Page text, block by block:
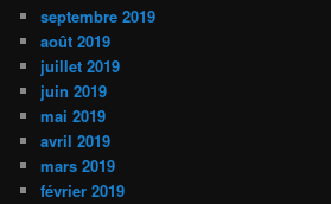
septembre 2019
août 2019
juillet 2019
juin 2019
mai 2019
avril 2019
mars 2019
février 2019